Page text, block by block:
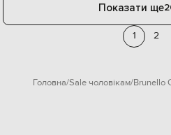
Показати ще
1 2
Головна Sale чоловікам Brunello